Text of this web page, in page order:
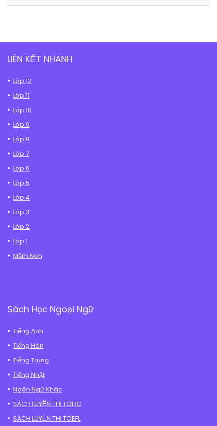
LIÊN KẾT NHANH
Lớp 12
Lớp 11
Lớp 10
Lớp 9
Lớp 8
Lớp 7
Lớp 6
Lớp 5
Lớp 4
Lớp 3
Lớp 2
Lớp 1
Mầm Non
Sách Học Ngoại Ngữ
Tiếng Anh
Tiếng Hàn
Tiếng Trung
Tiếng Nhật
Ngôn Ngữ Khác
SÁCH LUYỆN THI TOEIC
SÁCH LUYỆN THI TOEFL